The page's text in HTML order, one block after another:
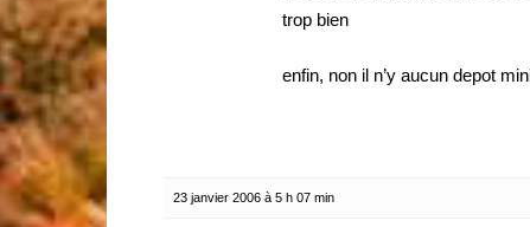
trop bien
enfin, non il n’y aucun depot
23 janvier 2006 à 5 h 07 min